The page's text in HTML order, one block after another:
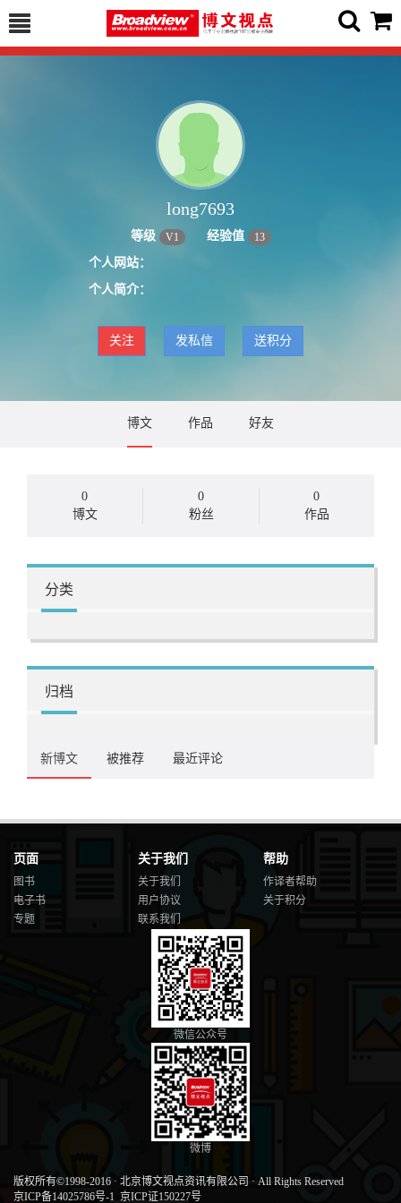
long7693
等级 V1 经验值 13
个人网站：
个人简介：
关注 发私信 送积分
博文 作品 好友
0
博文
0
粉丝
0
作品
分类
归档
新博文 被推荐 最近评论
页面
图书
电子书
专题
关于我们
关于我们
用户协议
联系我们
帮助
作译者帮助
关于积分
微信公众号
微博
版权所有©1998-2016 · 北京博文视点资讯有限公司 · All Rights Reserved
京ICP备14025786号-1 京ICP证150227号